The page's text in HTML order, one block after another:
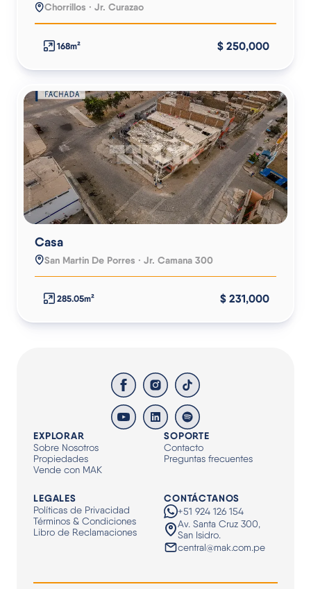
Chorrillos · Jr. Curazao
168m² $ 250,000
Casa
San Martin De Porres · Jr. Camana 300
285.05m² $ 231,000
EXPLORAR
Sobre Nosotros
Propiedades
Vende con MAK
SOPORTE
Contacto
Preguntas frecuentes
LEGALES
Políticas de Privacidad
Términos & Condiciones
Libro de Reclamaciones
CONTÁCTANOS
+51 924 126 154
Av. Santa Cruz 300,
San Isidro.
central@mak.com.pe